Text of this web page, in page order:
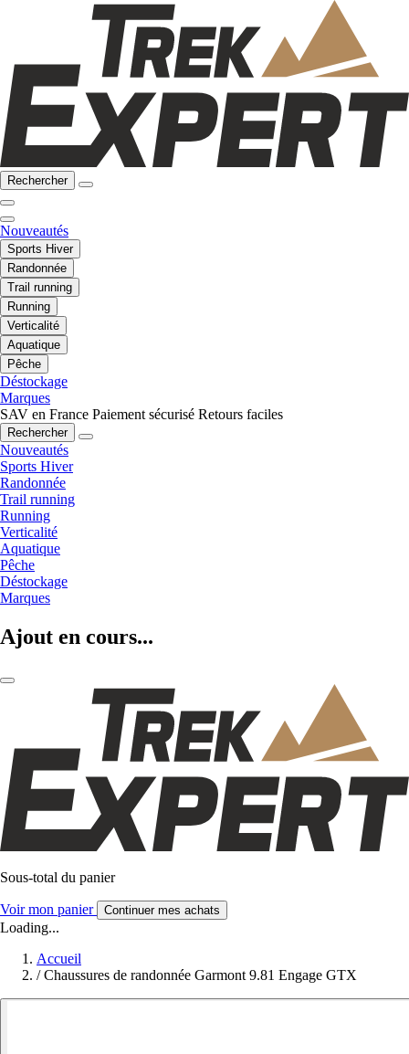
Rechercher
Nouveautés
Sports Hiver
Randonnée
Trail running
Running
Verticalité
Aquatique
Pêche
Déstockage
Marques
SAV en France Paiement sécurisé Retours faciles
Rechercher
Nouveautés
Sports Hiver
Randonnée
Trail running
Running
Verticalité
Aquatique
Pêche
Déstockage
Marques
Ajout en cours...
Sous-total du panier
Voir mon panier Continuer mes achats
Loading...
Accueil
/ Chaussures de randonnée Garmont 9.81 Engage GTX